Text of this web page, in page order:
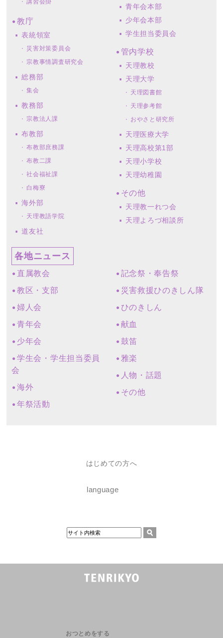
教庁
表統領室
災害対策委員会
宗教事情調査研究会
総務部
集会
教務部
宗教法人課
布教部
布教部庶務課
布教二課
社会福祉課
白梅寮
海外部
天理教語学院
道友社
青年会本部
少年会本部
学生担当委員会
管内学校
天理教校
天理大学
天理図書館
天理参考館
おやさと研究所
天理医療大学
天理高校第1部
天理小学校
天理幼稚園
その他
天理教一れつ会
天理よろづ相談所
各地ニュース
直属教会
教区・支部
婦人会
青年会
少年会
学生会・学生担当委員
会
海外
年祭活動
記念祭・奉告祭
災害救援ひのきしん隊
ひのきしん
献血
鼓笛
雅楽
人物・話題
その他
はじめての方へ
language
おつとめをする